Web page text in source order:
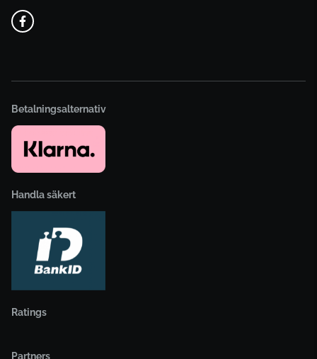
Betalningsalternativ
Handla säkert
Ratings
Partners